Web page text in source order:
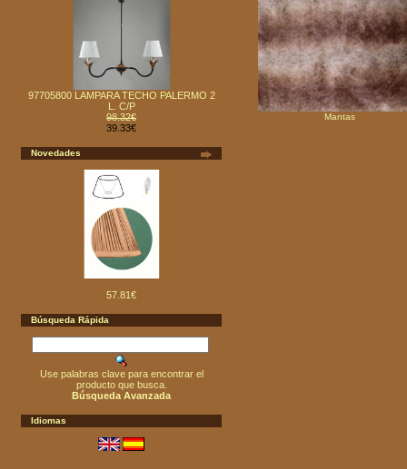
97705800 LAMPARA TECHO PALERMO 2
L. C/P
98.32€
39.33€
Novedades
57.81€
Búsqueda Rápida
Use palabras clave para encontrar el
producto que busca.
Búsqueda Avanzada
Idiomas
Mantas